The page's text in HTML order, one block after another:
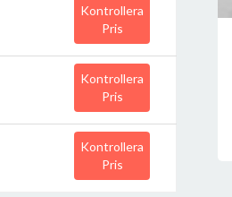
Kontrollera
Pris
Kontrollera
Pris
Kontrollera
Pris